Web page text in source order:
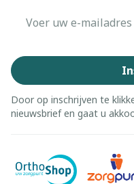
Door op inschrijven te
nieuwsbrief en gaat u